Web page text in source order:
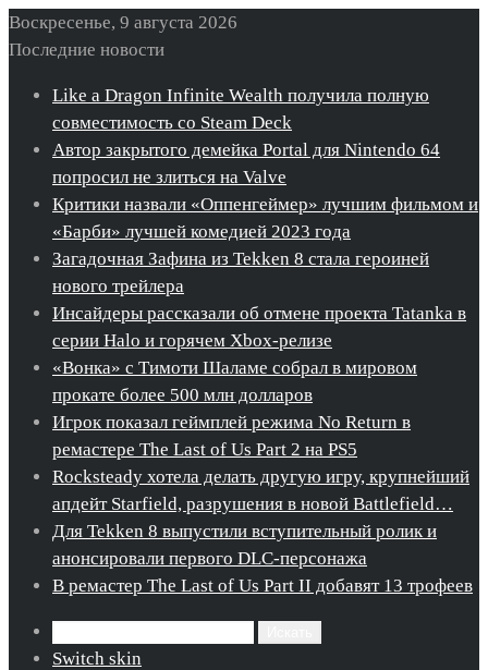
Воскресенье, 9 августа 2026
Последние новости
Like a Dragon Infinite Wealth получила полную
совместимость со Steam Deck
Автор закрытого демейка Portal для Nintendo 64
попросил не злиться на Valve
Критики назвали «Оппенгеймер» лучшим фильмом и
«Барби» лучшей комедией 2023 года
Загадочная Зафина из Tekken 8 стала героиней
нового трейлера
Инсайдеры рассказали об отмене проекта Tatanka в
серии Halo и горячем Xbox-релизе
«Вонка» с Тимоти Шаламе собрал в мировом
прокате более 500 млн долларов
Игрок показал геймплей режима No Return в
ремастере The Last of Us Part 2 на PS5
Rocksteady хотела делать другую игру, крупнейший
апдейт Starfield, разрушения в новой Battlefield…
Для Tekken 8 выпустили вступительный ролик и
анонсировали первого DLC-персонажа
В ремастер The Last of Us Part II добавят 13 трофеев
Switch skin